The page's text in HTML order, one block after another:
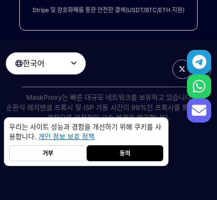
Stripe 및 암호화폐를 통한 안전한 결제(USDT/BTC/ETH 지원)
한국어 
MaskProxy는 빠른 대규모 네트워크를 보유하고 있습니다
순환식 레지덴셜 프록시 및 ISP 가동 시간이 99%인 프록시를 통해 전 세
계적으로 안정적인 고속 연결을 제공합니다.
©2026AIWAY LIMITED. 모든 권리 보유.
서비스 약관개인 정보 보호 정책환불 정책쿠키 정책
우리는 사이트 성능과 경험을 개선하기 위해 쿠키를 사
용합니다. 개인 정보 보호 정책
거부 동의